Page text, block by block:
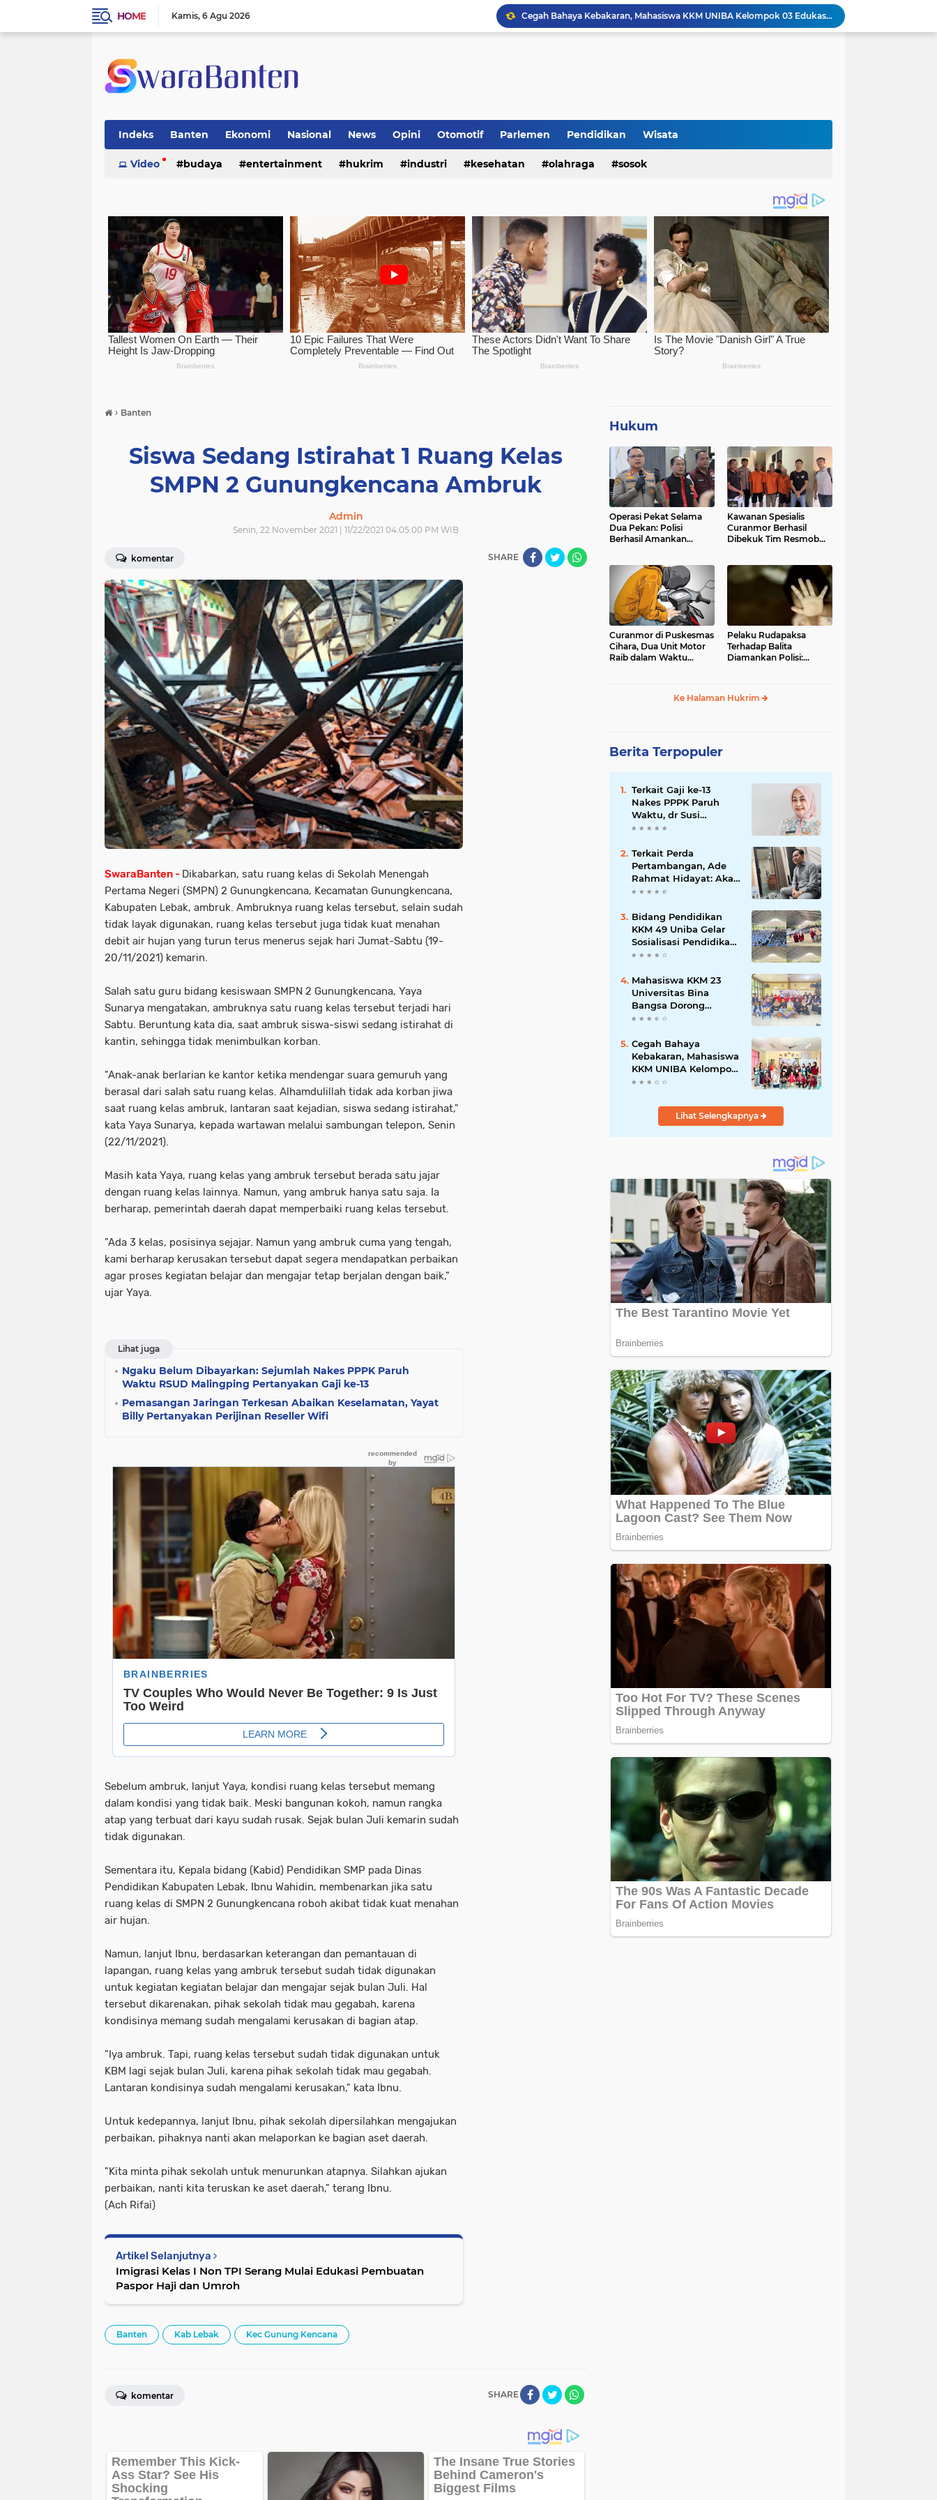
HOME Kamis 6 Agu 2026
Cegah Bahaya Kebakaran, Mahasiswa KKM UNIBA Kelompok 03 Edukasi Warga Karundang Mengenai Instalasi dan K3 Listrik
Penyerahan Tong Sampah Terpilih Kepada SMP Islam Darul Yaqiin Karundang oleh Mahasiswa KKM Kelompok 03 Uniba
Indeks Banten Ekonomi Nasional News Opini Otomotif Parlemen Pendidikan Wisata
Video budaya entertainment hukrim industri kesehatan olahraga sosok
› Banten
Siswa Sedang Istirahat 1 Ruang Kelas
SMPN 2 Gunungkencana Ambruk
Admin
Senin, 22 November 2021 | 11/22/2021 04:05:00 PM WIB
komentar SHARE
SwaraBanten - Dikabarkan, satu ruang kelas di Sekolah Menengah
Pertama Negeri (SMPN) 2 Gunungkencana, Kecamatan Gunungkencana,
Kabupaten Lebak, ambruk. Ambruknya ruang kelas tersebut, selain sudah
tidak layak digunakan, ruang kelas tersebut juga tidak kuat menahan
debit air hujan yang turun terus menerus sejak hari Jumat-Sabtu (19-
20/11/2021) kemarin.
Salah satu guru bidang kesiswaan SMPN 2 Gunungkencana, Yaya
Sunarya mengatakan, ambruknya satu ruang kelas tersebut terjadi hari
Sabtu. Beruntung kata dia, saat ambruk siswa-siswi sedang istirahat di
kantin, sehingga tidak menimbulkan korban.
"Anak-anak berlarian ke kantor ketika mendengar suara gemuruh yang
berasal dari salah satu ruang kelas. Alhamdulillah tidak ada korban jiwa
saat ruang kelas ambruk, lantaran saat kejadian, siswa sedang istirahat,"
kata Yaya Sunarya, kepada wartawan melalui sambungan telepon, Senin
(22/11/2021).
Masih kata Yaya, ruang kelas yang ambruk tersebut berada satu jajar
dengan ruang kelas lainnya. Namun, yang ambruk hanya satu saja. Ia
berharap, pemerintah daerah dapat memperbaiki ruang kelas tersebut.
"Ada 3 kelas, posisinya sejajar. Namun yang ambruk cuma yang tengah,
kami berharap kerusakan tersebut dapat segera mendapatkan perbaikan
agar proses kegiatan belajar dan mengajar tetap berjalan dengan baik,"
ujar Yaya.
Lihat juga
Ngaku Belum Dibayarkan: Sejumlah Nakes PPPK Paruh
Waktu RSUD Malingping Pertanyakan Gaji ke-13
Pemasangan Jaringan Terkesan Abaikan Keselamatan, Yayat
Billy Pertanyakan Perijinan Reseller Wifi
Sebelum ambruk, lanjut Yaya, kondisi ruang kelas tersebut memang
dalam kondisi yang tidak baik. Meski bangunan kokoh, namun rangka
atap yang terbuat dari kayu sudah rusak. Sejak bulan Juli kemarin sudah
tidak digunakan.
Sementara itu, Kepala bidang (Kabid) Pendidikan SMP pada Dinas
Pendidikan Kabupaten Lebak, Ibnu Wahidin, membenarkan jika satu
ruang kelas di SMPN 2 Gunungkencana roboh akibat tidak kuat menahan
air hujan.
Namun, lanjut Ibnu, berdasarkan keterangan dan pemantauan di
lapangan, ruang kelas yang ambruk tersebut sudah tidak digunakan
untuk kegiatan kegiatan belajar dan mengajar sejak bulan Juli. Hal
tersebut dikarenakan, pihak sekolah tidak mau gegabah, karena
kondisinya memang sudah mengalami kerusakan di bagian atap.
"Iya ambruk. Tapi, ruang kelas tersebut sudah tidak digunakan untuk
KBM lagi sejak bulan Juli, karena pihak sekolah tidak mau gegabah.
Lantaran kondisinya sudah mengalami kerusakan," kata Ibnu.
Untuk kedepannya, lanjut Ibnu, pihak sekolah dipersilahkan mengajukan
perbaikan, pihaknya nanti akan melaporkan ke bagian aset daerah.
"Kita minta pihak sekolah untuk menurunkan atapnya. Silahkan ajukan
perbaikan, nanti kita teruskan ke aset daerah," terang Ibnu.
(Ach Rifai)
Artikel Selanjutnya
Imigrasi Kelas I Non TPI Serang Mulai Edukasi Pembuatan
Paspor Haji dan Umroh
Banten Kab Lebak Kec Gunung Kencana
SHARE
komentar
Hukum
Operasi Pekat Selama
Dua Pekan: Polisi
Berhasil Amankan
Kawanan Spesialis
Curanmor Berhasil
Dibekuk Tim Resmob
Curanmor di Puskesmas
Cihara, Dua Unit Motor
Raib dalam Waktu
Pelaku Rudapaksa
Terhadap Balita
Diamankan Polisi:
Ke Halaman Hukrim
Berita Terpopuler
Terkait Gaji ke-13
Nakes PPPK Paruh
Waktu, dr Susi
Mulyani: Dibayarkan di
Terkait Perda
Pertambangan, Ade
Rahmat Hidayat: Akan
Berikan Kepastian
Masyarakat dan
Pelaku Usaha
Bidang Pendidikan
KKM 49 Uniba Gelar
Sosialisasi Pendidikan
Karakter dan
SMP Negeri 1 Baros
Mahasiswa KKM 23
Universitas Bina
Bangsa Dorong
Pemberdayaan
Seminar di Desa
Pelawad
Cegah Bahaya
Kebakaran, Mahasiswa
KKM UNIBA Kelompok
03 Edukasi Warga
Instalasi dan K3 Listrik
Lihat Selengkapnya